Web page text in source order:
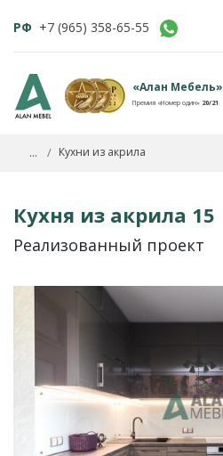
РФ +7 (965) 358-65-55
«Алан Мебель»
Премия «Номер один» 20/21
... Кухни из акрила
Кухня из акрила 15
Реализованный проект